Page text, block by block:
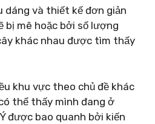
dáng và thiết kế đơn giản
bị mê hoặc bởi số lượng
khác nhau được tìm thấy
khu vực theo chủ đề khác
thể thấy mình đang ở
được bao quanh bởi kiến